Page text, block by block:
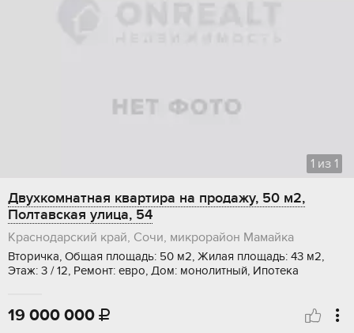
1 из 1
Двухкомнатная квартира на продажу, 50 м2,
Полтавская улица, 54
Краснодарский край, Сочи, микрорайон Мамайка
Вторичка, Общая площадь: 50 м2, Жилая площадь: 43 м2,
Этаж: 3 / 12, Ремонт: евро, Дом: монолитный, Ипотека
19 000 000 